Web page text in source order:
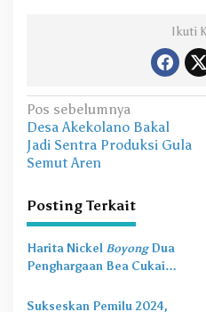
Ikuti
N
a
v
g
a
s
i
Pos sebelumnya
Desa Akekolano Bakal
Jadi Sentra Produksi Gula
Semut Aren
Posting Terkait
Harita Nickel BoyongDua
Penghargaan Bea Cukai
Sukseskan Pemilu 2024,